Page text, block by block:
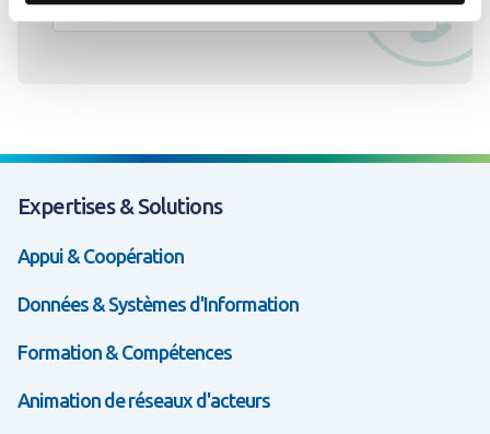
Expertises & Solutions
Appui & Coopération
Données & Systèmes d'Information
Formation & Compétences
Animation de réseaux d'acteurs